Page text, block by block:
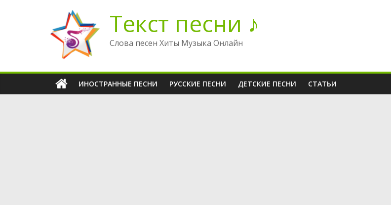
содержимому
Текст песни ♪
Слова песен Хиты Музыка Онлайн
ИНОСТРАННЫЕ ПЕСНИ РУССКИЕ ПЕСНИ ДЕТСКИЕ ПЕСНИ СТАТЬИ